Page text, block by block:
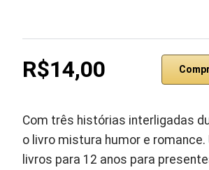
R$14,00
Com três histórias interligadas
o livro mistura humor e romance.
livros para 12 anos para